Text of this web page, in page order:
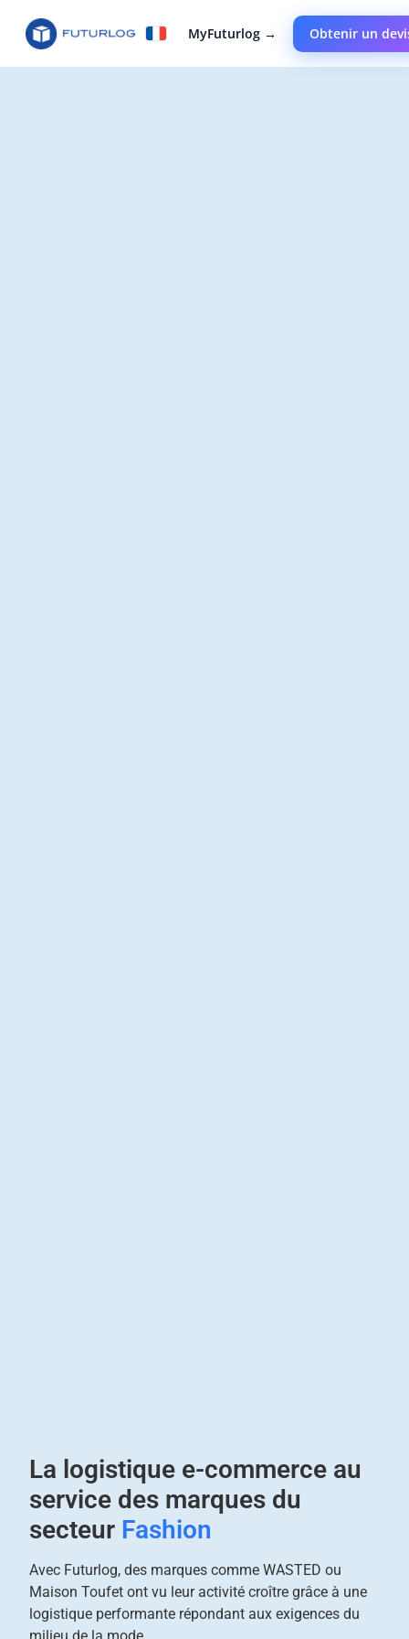
MyFuturlog → Obtenir un
La logistique e-commerce au
service des marques du
secteur Fashion
Avec Futurlog, des marques comme WASTED ou
Maison Toufet ont vu leur activité croître grâce à une
logistique performante répondant aux exigences du
milieu de la mode.